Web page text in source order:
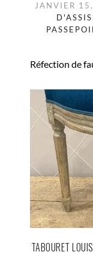
JANVIER
Réfection de
TABOURET